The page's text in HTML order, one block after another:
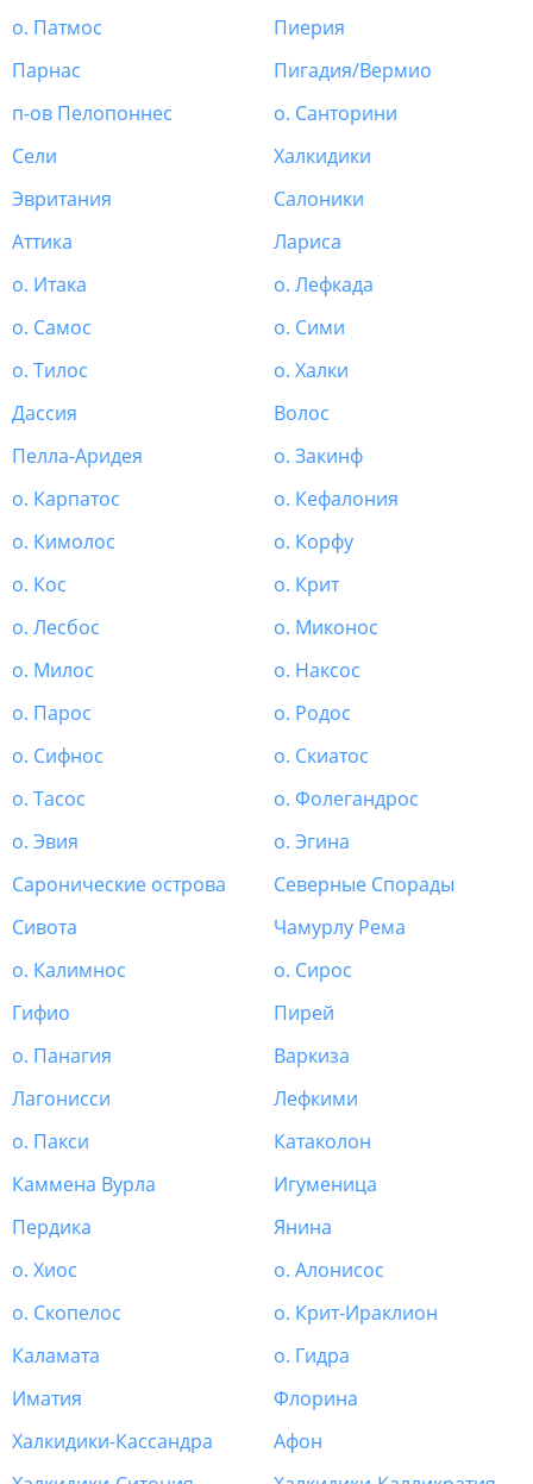
о. Патмос
Пиерия
Парнас
Пигадия/Вермио
п-ов Пелопоннес
о. Санторини
Сели
Халкидики
Эвритания
Салоники
Аттика
Лариса
о. Итака
о. Лефкада
о. Самос
о. Сими
о. Тилос
о. Халки
Дассия
Волос
Пелла-Аридея
о. Закинф
о. Карпатос
о. Кефалония
о. Кимолос
о. Корфу
о. Кос
о. Крит
о. Лесбос
о. Миконос
о. Милос
о. Наксос
о. Парос
о. Родос
о. Сифнос
о. Скиатос
о. Тасос
о. Фолегандрос
о. Эвия
о. Эгина
Саронические острова
Северные Спорады
Сивота
Чамурлу Рема
о. Калимнос
о. Сирос
Гифио
Пирей
о. Панагия
Варкиза
Лагонисси
Лефкими
о. Пакси
Катаколон
Каммена Вурла
Игуменица
Пердика
Янина
о. Хиос
о. Алонисос
о. Скопелос
о. Крит-Ираклион
Каламата
о. Гидра
Иматия
Флорина
Халкидики-Кассандра
Афон